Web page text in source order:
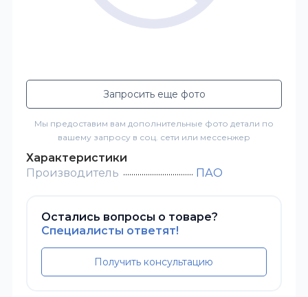
Запросить еще фото
Мы предоставим вам дополнительные фото детали по
вашему запросу в соц. сети или мессенжер
Характеристики
Производитель
ПАО
Остались вопросы о товаре?
Специалисты ответят!
Получить консультацию